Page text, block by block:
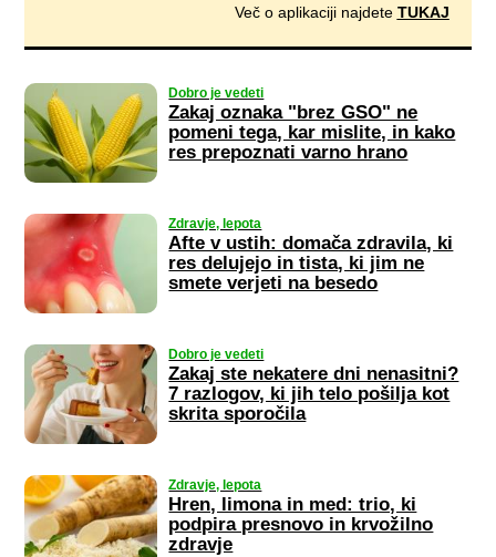
Več o aplikaciji najdete TUKAJ
Dobro je vedeti
Zakaj oznaka "brez GSO" ne
pomeni tega, kar mislite, in kako
res prepoznati varno hrano
Zdravje, lepota
Afte v ustih: domača zdravila, ki
res delujejo in tista, ki jim ne
smete verjeti na besedo
Dobro je vedeti
Zakaj ste nekatere dni nenasitni?
7 razlogov, ki jih telo pošilja kot
skrita sporočila
Zdravje, lepota
Hren, limona in med: trio, ki
podpira presnovo in krvožilno
zdravje